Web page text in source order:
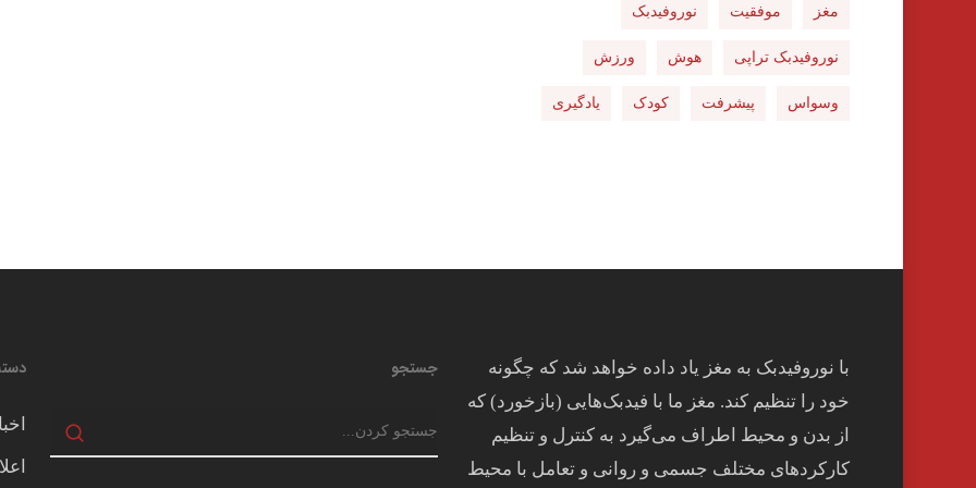
مغز موفقیت نوروفیدبک
نوروفیدبک تراپی هوش ورزش
وسواس پیشرفت کودک یادگیری
جستجو
با نوروفیدبک به مغز ياد داده خواهد شد كه چگونه
خود را تنظيم كند. مغز ما با فيدبک‌هايی (بازخورد) که
از بدن و محيط اطراف می‌گيرد به کنترل و تنظيم
کارکردهای مختلف جسمی و روانی و تعامل با محيط